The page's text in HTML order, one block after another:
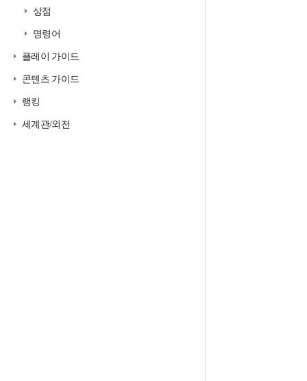
상점
명령어
플레이 가이드
콘텐츠 가이드
랭킹
세계관/외전